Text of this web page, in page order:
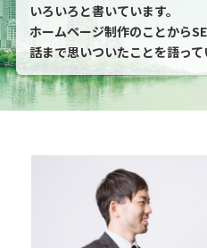
いろいろと書いています。
ホームページ制作のことから
話まで思いついたことを語って